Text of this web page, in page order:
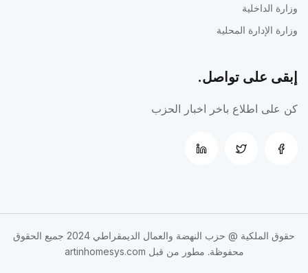
وزارة الداخلية
وزارة الإدارة المحلية
إبقى على تواصل.
كن على اطلاع باخر اخبار الحزب
حقوق الملكية @ حزب النهضة والعمال الديمقراطي
2024 جميع الحقوق
محفوظة. مطور من قبل artinhomesys.com